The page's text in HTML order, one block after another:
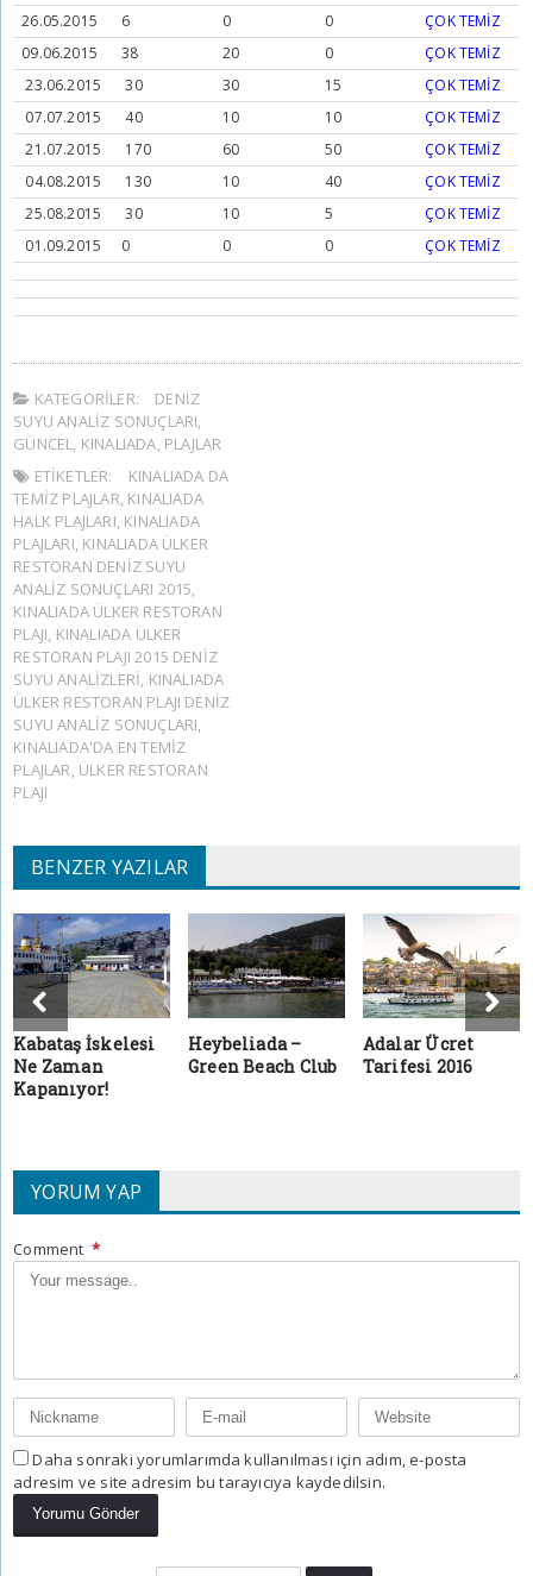
26.05.2015
6 0 0
ÇOK TEMİZ
09.06.2015
38 20 0
ÇOK TEMİZ
23.06.2015
30 30 15
ÇOK TEMİZ
07.07.2015
40 10 10
ÇOK TEMİZ
21.07.2015
170 60 50
ÇOK TEMİZ
04.08.2015
130 10 40
ÇOK TEMİZ
25.08.2015
30 10 5
ÇOK TEMİZ
01.09.2015
0 0 0 ÇOK TEMİZ
KATEGORILER:
DENIZ
SUYU ANALIZ SONUÇLARI,
GÜNCEL, KINALIADA, PLAJLAR
ETIKETLER:
KINALIADA DA
TEMIZ PLAJLAR, KINALIADA
HALK PLAJLARI, KINALIADA
PLAJLARI, KINALIADA ÜLKER
RESTORAN DENIZ SUYU
ANALIZ SONUÇLARI 2015,
KINALIADA ÜLKER RESTORAN
PLAJI, KINALIADA ÜLKER
RESTORAN PLAJI 2015 DENIZ
SUYU ANALIZLERI, KINALIADA
ÜLKER RESTORAN PLAJI DENIZ
SUYU ANALIZ SONUÇLARI,
KINALIADA'DA EN TEMIZ
PLAJLAR, ÜLKER RESTORAN
PLAJI
BENZER YAZILAR
Kabataş İskelesi
Ne Zaman
Kapanıyor!
Heybeliada –
Green Beach Club
Adalar Ücret
Tarifesi 2016
YORUM YAP
Comment *
Daha sonraki yorumlarımda kullanılması için adım, e-posta
adresim ve site adresim bu tarayıcıya kaydedilsin.